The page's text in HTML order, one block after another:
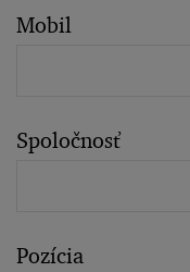
Mobil
Spoločnosť
Pozícia